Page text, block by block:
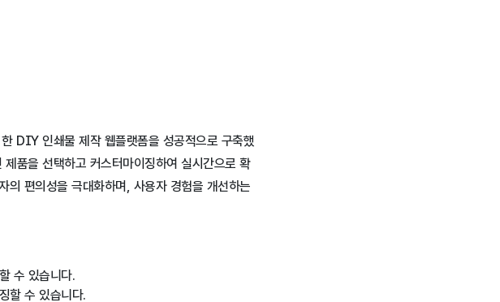
DIY 인쇄물 제작 웹플랫폼을 성공적으로 구축했
품을 선택하고 커스터마이징하여 실시간으로 확
의 편의성을 극대화하며, 사용자 경험을 개선하는
수 있습니다.
할 수 있습니다.